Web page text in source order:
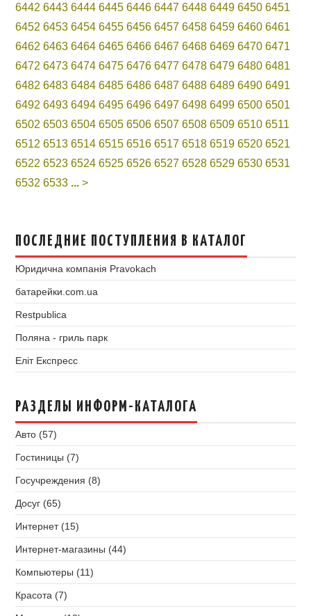
6442 6443 6444 6445 6446 6447 6448 6449 6450 6451
6452 6453 6454 6455 6456 6457 6458 6459 6460 6461
6462 6463 6464 6465 6466 6467 6468 6469 6470 6471
6472 6473 6474 6475 6476 6477 6478 6479 6480 6481
6482 6483 6484 6485 6486 6487 6488 6489 6490 6491
6492 6493 6494 6495 6496 6497 6498 6499 6500 6501
6502 6503 6504 6505 6506 6507 6508 6509 6510 6511
6512 6513 6514 6515 6516 6517 6518 6519 6520 6521
6522 6523 6524 6525 6526 6527 6528 6529 6530 6531
6532 6533 ... >
ПОСЛЕДНИЕ ПОСТУПЛЕНИЯ В КАТАЛОГ
Юридична компанія Pravokach
батарейки.com.ua
Restpublica
Поляна - гриль парк
Еліт Експресс
РАЗДЕЛЫ ИНФОРМ-КАТАЛОГА
Авто (57)
Гостиницы (7)
Госучреждения (8)
Досуг (65)
Интернет (15)
Интернет-магазины (44)
Компьютеры (11)
Красота (7)